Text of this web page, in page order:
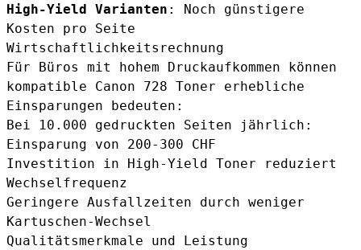
High-Yield Varianten : Noch günstigere
Kosten pro Seite
Wirtschaftlichkeitsrechnung
Für Büros mit hohem Druckaufkommen können
kompatible Canon 728 Toner erhebliche
Einsparungen bedeuten:
Bei 10.000 gedruckten Seiten jährlich:
Einsparung von 200-300 CHF
Investition in High-Yield Toner reduziert
Wechselfrequenz
Geringere Ausfallzeiten durch weniger
Kartuschen-Wechsel
Qualitätsmerkmale und Leistung